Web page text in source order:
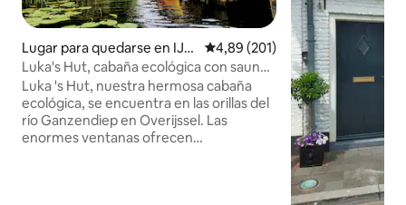
Lugar para quedarse en IJss
elmuiden
Calificación promedio: 4,89 de
4,89 (201)
Luka's Hut, cabaña ecológica con sauna
junto al río
Luka 's Hut, nuestra hermosa cabaña
ecológica, se encuentra en las orillas del
río Ganzendiep en Overijssel. Las
enormes ventanas ofrecen